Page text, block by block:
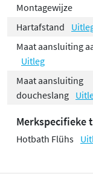
Montagewijze
Hartafstand
Maat aansluiting
Uitleg
Maat aansluiting
doucheslang
Merkspecifieke
Hotbath Flühs